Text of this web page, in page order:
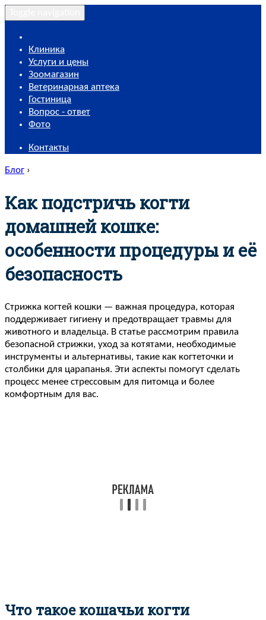
Клиника
Услуги и цены
Зоомагазин
Ветеринарная аптека
Гостиница
Вопрос - ответ
Фото
Контакты
Блог ›
Как подстричь когти
домашней кошке:
особенности процедуры и её
безопасность
Стрижка когтей кошки — важная процедура, которая
поддерживает гигиену и предотвращает травмы для
животного и владельца. В статье рассмотрим правила
безопасной стрижки, уход за котятами, необходимые
инструменты и альтернативы, такие как когтеточки и
столбики для царапанья. Эти аспекты помогут сделать
процесс менее стрессовым для питомца и более
комфортным для вас.
Что такое кошачьи когти